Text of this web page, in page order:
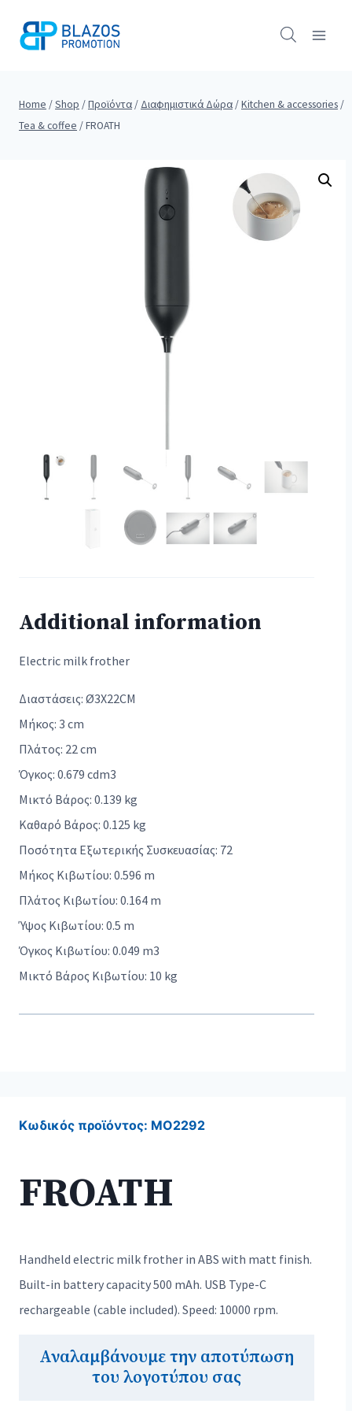
Home /Shop /Προϊόντα / Διαφημιστικά Δώρα /Kitchen & accessories /
Tea & coffee /FROATH
Additional information
Electric milk frother
Διαστάσεις: Ø3X22CM
Μήκος: 3 cm
Πλάτος: 22 cm
Όγκος: 0.679 cdm3
Μικτό Βάρος: 0.139 kg
Καθαρό Βάρος: 0.125 kg
Ποσότητα Εξωτερικής Συσκευασίας: 72
Μήκος Κιβωτίου: 0.596 m
Πλάτος Κιβωτίου: 0.164 m
Ύψος Κιβωτίου: 0.5 m
Όγκος Κιβωτίου: 0.049 m3
Μικτό Βάρος Κιβωτίου: 10 kg
Κωδικός προϊόντος: MO2292
FROATH
Handheld electric milk frother in ABS with matt finish.
Built-in battery capacity 500 mAh. USB Type-C
rechargeable (cable included). Speed: 10000 rpm.
Αναλαμβάνουμε την αποτύπωση
του λογοτύπου σας